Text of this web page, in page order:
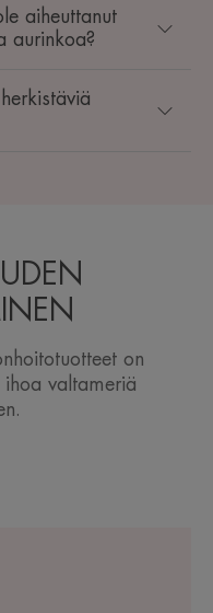
aiheuttanut
aurinkoa?
on
ihoa valtameriä